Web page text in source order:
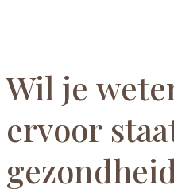
Wil je
ervoor